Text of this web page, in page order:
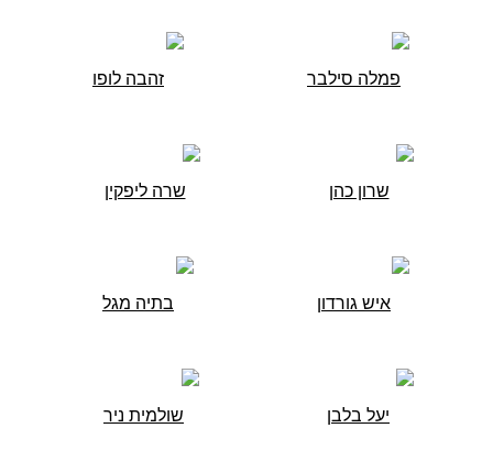
פמלה סילבר זהבה לופו
שרון כהן שרה ליפקין
איש גורדון בתיה מגל
יעל בלבן שולמית ניר